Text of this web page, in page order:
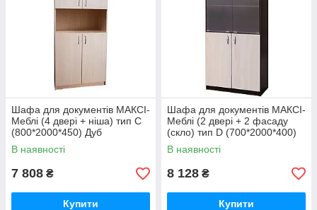
Шафа для документів МАКСІ-
Меблі (4 двері + ніша) тип С
(800*2000*450) Дуб
молочний (8318)
В наявності
7 808 ₴
Купити
Шафа для документів МАКСІ-
Меблі (2 двері + 2 фасаду
(скло) тип D (700*2000*400)
Венге магія/Дуб молочний
В наявності
8 128 ₴
Купити